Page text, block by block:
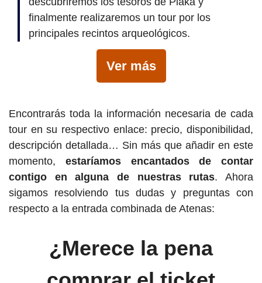
finalmente realizaremos un tour por los
principales recintos arqueológicos.
Ver más
Encontrarás toda la información necesaria de cada
tour en su respectivo enlace: precio, disponibilidad,
descripción detallada… Sin más que añadir en este
momento, estaríamos encantados de contar
contigo en alguna de nuestras rutas. Ahora
sigamos resolviendo tus dudas y preguntas con
respecto a la entrada combinada de Atenas:
¿Merece la pena